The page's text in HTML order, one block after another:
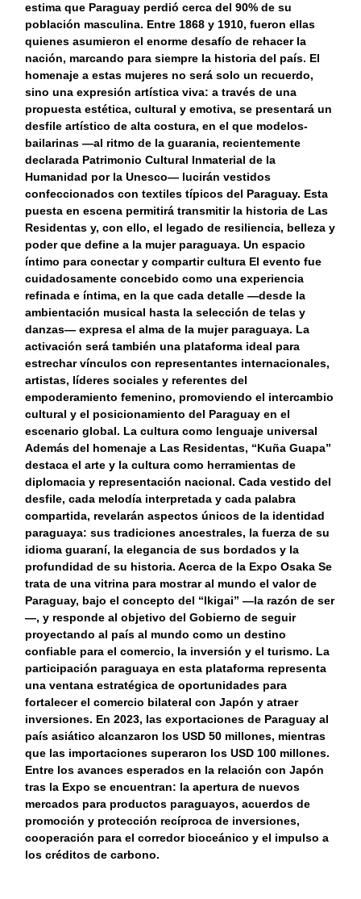
estima que Paraguay perdió cerca del 90% de su
población masculina. Entre 1868 y 1910, fueron ellas
quienes asumieron el enorme desafío de rehacer la
nación, marcando para siempre la historia del país. El
homenaje a estas mujeres no será solo un recuerdo,
sino una expresión artística viva: a través de una
propuesta estética, cultural y emotiva, se presentará un
desfile artístico de alta costura, en el que modelos-
bailarinas —al ritmo de la guarania, recientemente
declarada Patrimonio Cultural Inmaterial de la
Humanidad por la Unesco— lucirán vestidos
confeccionados con textiles típicos del Paraguay. Esta
puesta en escena permitirá transmitir la historia de Las
Residentas y, con ello, el legado de resiliencia, belleza y
poder que define a la mujer paraguaya. Un espacio
íntimo para conectar y compartir cultura El evento fue
cuidadosamente concebido como una experiencia
refinada e íntima, en la que cada detalle —desde la
ambientación musical hasta la selección de telas y
danzas— expresa el alma de la mujer paraguaya. La
activación será también una plataforma ideal para
estrechar vínculos con representantes internacionales,
artistas, líderes sociales y referentes del
empoderamiento femenino, promoviendo el intercambio
cultural y el posicionamiento del Paraguay en el
escenario global. La cultura como lenguaje universal
Además del homenaje a Las Residentas, “Kuña Guapa”
destaca el arte y la cultura como herramientas de
diplomacia y representación nacional. Cada vestido del
desfile, cada melodía interpretada y cada palabra
compartida, revelarán aspectos únicos de la identidad
paraguaya: sus tradiciones ancestrales, la fuerza de su
idioma guaraní, la elegancia de sus bordados y la
profundidad de su historia. Acerca de la Expo Osaka Se
trata de una vitrina para mostrar al mundo el valor de
Paraguay, bajo el concepto del “Ikigai” —la razón de ser
—, y responde al objetivo del Gobierno de seguir
proyectando al país al mundo como un destino
confiable para el comercio, la inversión y el turismo. La
participación paraguaya en esta plataforma representa
una ventana estratégica de oportunidades para
fortalecer el comercio bilateral con Japón y atraer
inversiones. En 2023, las exportaciones de Paraguay al
país asiático alcanzaron los USD 50 millones, mientras
que las importaciones superaron los USD 100 millones.
Entre los avances esperados en la relación con Japón
tras la Expo se encuentran: la apertura de nuevos
mercados para productos paraguayos, acuerdos de
promoción y protección recíproca de inversiones,
cooperación para el corredor bioceánico y el impulso a
los créditos de carbono.